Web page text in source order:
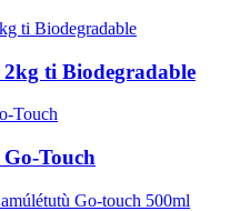
ti Biodegradable
Touch